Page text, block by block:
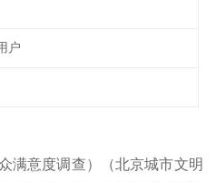
户
满意度调查）（北京城市文明